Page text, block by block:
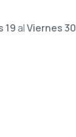
19alViernes 30